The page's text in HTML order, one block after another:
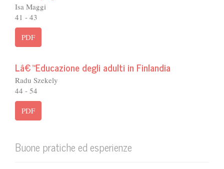
Isa Maggi
41 - 43
PDF
Lâ€™Educazione degli adulti in Finlandia
Radu Szekely
44 - 54
PDF
Buone pratiche ed esperienze